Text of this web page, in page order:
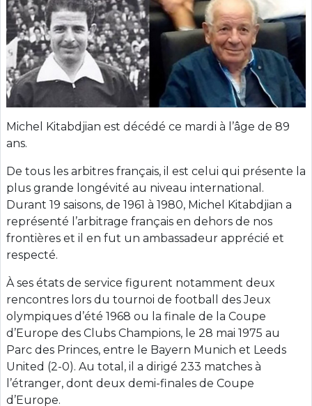
Michel Kitabdjian est décédé ce mardi à l’âge de 89
ans.
De tous les arbitres français, il est celui qui présente la
plus grande longévité au niveau international.
Durant 19 saisons, de 1961 à 1980, Michel Kitabdjian a
représenté l’arbitrage français en dehors de nos
frontières et il en fut un ambassadeur apprécié et
respecté.
À ses états de service figurent notamment deux
rencontres lors du tournoi de football des Jeux
olympiques d’été 1968 ou la finale de la Coupe
d’Europe des Clubs Champions, le 28 mai 1975 au
Parc des Princes, entre le Bayern Munich et Leeds
United (2-0). Au total, il a dirigé 233 matches à
l’étranger, dont deux demi-finales de Coupe
d’Europe.